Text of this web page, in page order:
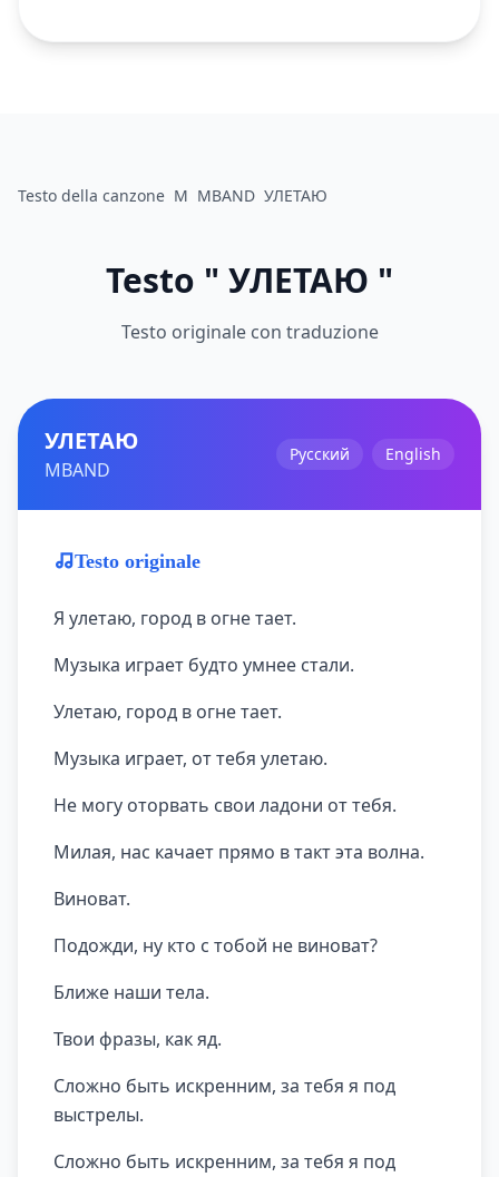
Testo della canzone M MBAND УЛЕТАЮ
Testo " УЛЕТАЮ "
Testo originale con traduzione
УЛЕТАЮ
MBAND
Русский English
Testo originale
Я улетаю, город в огне тает.
Музыка играет будто умнее стали.
Улетаю, город в огне тает.
Музыка играет, от тебя улетаю.
Не могу оторвать свои ладони от тебя.
Милая, нас качает прямо в такт эта волна.
Виноват.
Подожди, ну кто с тобой не виноват?
Ближе наши тела.
Твои фразы, как яд.
Сложно быть искренним, за тебя я под
выстрелы.
Сложно быть искренним, за тебя я под